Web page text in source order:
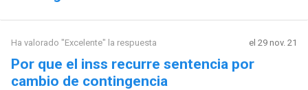
Ha valorado "Excelente" la respuesta el 29 nov. 21
Por que el inss recurre sentencia por
cambio de contingencia